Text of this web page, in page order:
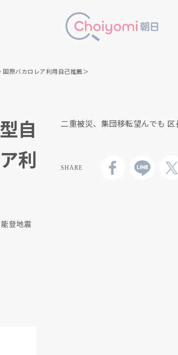
際バカロレア利用自己推薦＞
自
利
登地震
二重被災、集団移転望んでも
SHARE